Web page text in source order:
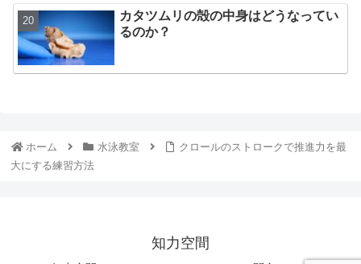
カタツムリの殻の中身はどうなってい
るのか？
ホーム 水泳教室
クロールのストロークで推進力を最
大にする練習方法
知力空間